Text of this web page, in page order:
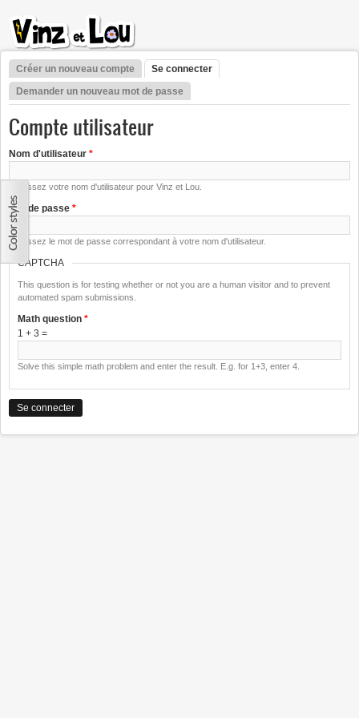
Aller au contenu principal
Onglets principaux
Créer un nouveau compte Se connecter(onglet actif)
Demander un nouveau mot de passe
Compte utilisateur
Nom d'utilisateur *
Saisissez votre nom d'utilisateur pour Vinz et Lou.
Mot de passe *
Saisissez le mot de passe correspondant à votre nom d'utilisateur.
CAPTCHA
This question is for testing whether or not you are a human visitor and to prevent
automated spam submissions.
Math question *
1 + 3 =
Solve this simple math problem and enter the result. E.g. for 1+3, enter 4.